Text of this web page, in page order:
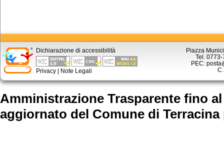
Dichiarazione di accessibilità
Privacy | Note Legali
Piazza
Tel.
PEC:
Amministrazione Trasparente fino
aggiornato del Comune di